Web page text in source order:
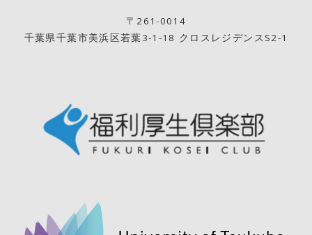
〒261-0014
千葉県千葉市美浜区若葉3-1-18 クロスレジデンスS2-1